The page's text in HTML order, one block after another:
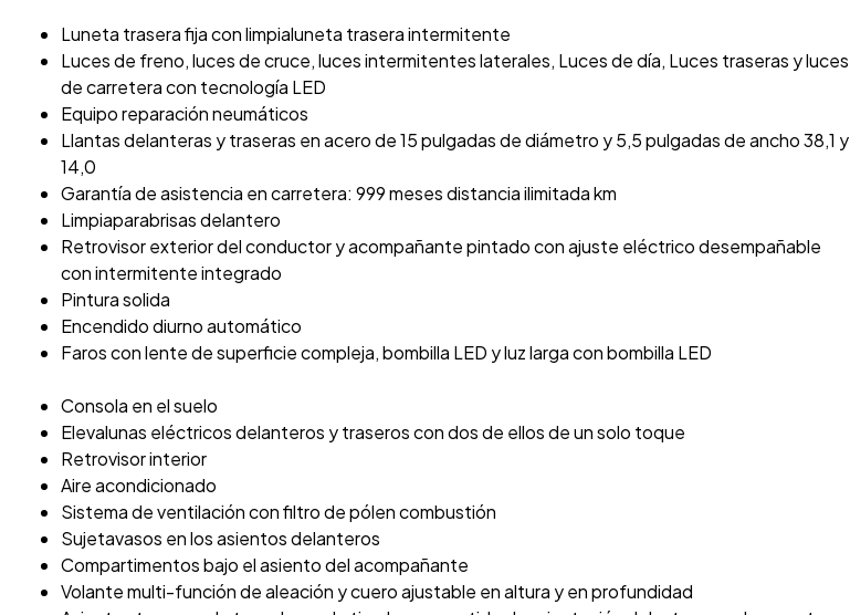
Luneta trasera fija con limpialuneta trasera intermitente
Luces de freno, luces de cruce, luces intermitentes laterales, Luces de día, Luces traseras y luces
de carretera con tecnología LED
Equipo reparación neumáticos
Llantas delanteras y traseras en acero de 15 pulgadas de diámetro y 5,5 pulgadas de ancho 38,1 y
14,0
Garantía de asistencia en carretera: 999 meses distancia ilimitada km
Limpiaparabrisas delantero
Retrovisor exterior del conductor y acompañante pintado con ajuste eléctrico desempañable
con intermitente integrado
Pintura solida
Encendido diurno automático
Faros con lente de superficie compleja, bombilla LED y luz larga con bombilla LED
Consola en el suelo
Elevalunas eléctricos delanteros y traseros con dos de ellos de un solo toque
Retrovisor interior
Aire acondicionado
Sistema de ventilación con filtro de pólen combustión
Sujetavasos en los asientos delanteros
Compartimentos bajo el asiento del acompañante
Volante multi-función de aleación y cuero ajustable en altura y en profundidad